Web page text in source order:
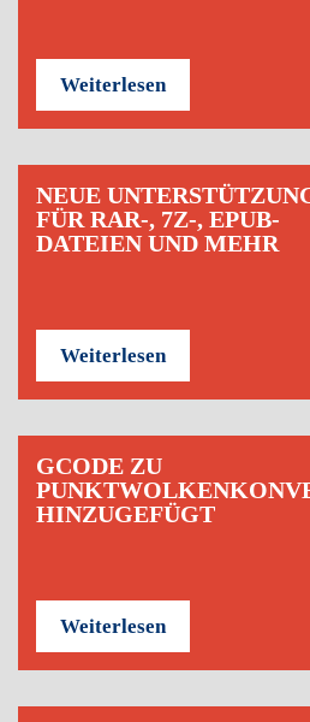
Weiterlesen
NEUE
FÜR RAR-, 7Z-, EPUB-
DATEIEN UND MEHR
Weiterlesen
GCODE ZU
HINZUGEFÜGT
Weiterlesen